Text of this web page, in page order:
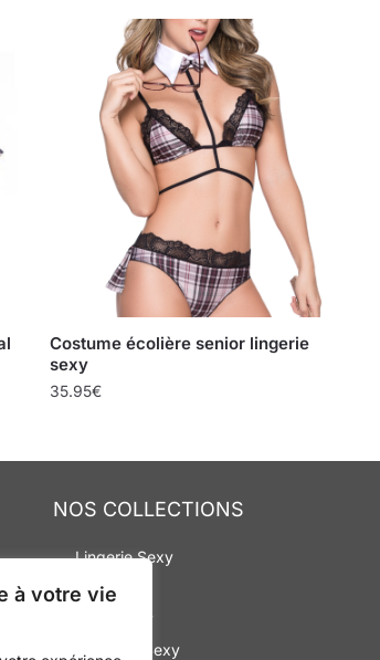
à votre vie
Costume écolière senior lingerie
sexy
35.95€
NOS COLLECTIONS
Lingerie Sexy
Bas Sexy
Robe Sexy
Costume Sexy